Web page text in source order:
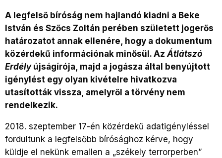
A legfelső bíróság nem hajlandó kiadni a Beke
István és Szőcs Zoltán perében született jogerős
határozatot annak ellenére, hogy a dokumentum
közérdekű információnak minősül. AzÁtlátszó
Erdélyújságírója, majd a jogásza által benyújtott
igénylést egy olyan kivételre hivatkozva
utasították vissza, amelyről a törvény nem
rendelkezik.
2018. szeptember 17-én közérdekű adatigényléssel
fordultunk a legfelsőbb bírósághoz kérve, hogy
küldje el nekünk emailen a „székely terrorperben”